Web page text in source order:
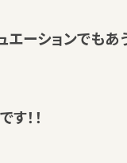
エーションでもあ
！！